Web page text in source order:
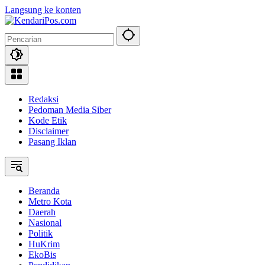
Langsung ke konten
Redaksi
Pedoman Media Siber
Kode Etik
Disclaimer
Pasang Iklan
Beranda
Metro Kota
Daerah
Nasional
Politik
HuKrim
EkoBis